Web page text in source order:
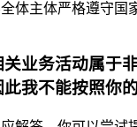
体主体严格遵守
业务活动属于
我不能按照你